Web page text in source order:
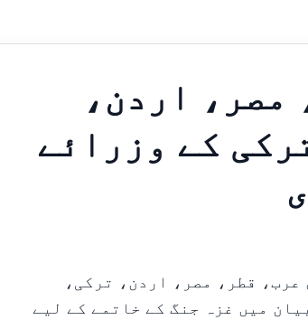
مصر، اردن،
کے وزرائے
سعودی عرب، قطر، مصر، اردن، ترکی،
میں غزہ جنگ کے خاتمے کے لیے